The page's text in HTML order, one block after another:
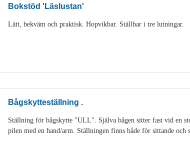
Bokstöd 'Läslustan'
Lätt, bekväm och praktisk. Hopvikbar. Ställbar i tre lutningar.
Bågskytteställning .
Ställning för bågskytte "ULL". Själva bågen sitter fast vid en
pilen med en hand/arm. Ställningen finns både för sittande och